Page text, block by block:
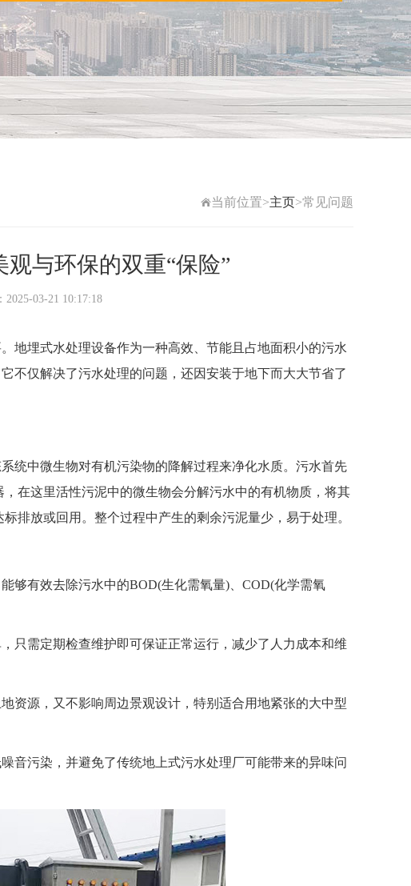
当前位置>主页>常见问题
与环保的双重“保险”
03-21 10:17:18
埋式水处理设备作为一种高效、节能且占地面积小的污水
不仅解决了污水处理的问题，还因安装于地下而大大节省了
统中微生物对有机污染物的降解过程来净化水质。污水首先
在这里活性污泥中的微生物会分解污水中的有机物质，将其
排放或回用。整个过程中产生的剩余污泥量少，易于处理。
有效去除污水中的BOD(生化需氧量)、COD(化学需氧
需定期检查维护即可保证正常运行，减少了人力成本和维
源，又不影响周边景观设计，特别适合用地紧张的大中型
污染，并避免了传统地上式污水处理厂可能带来的异味问